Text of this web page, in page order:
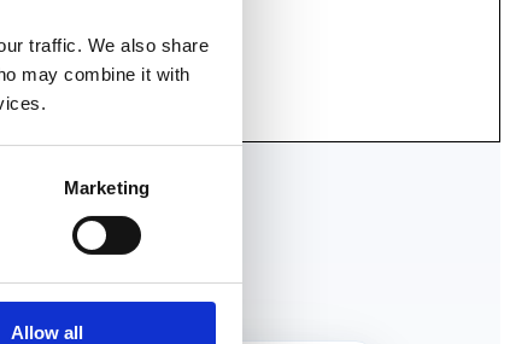
traffic. We also share
may combine it with
Marketing
Allow all